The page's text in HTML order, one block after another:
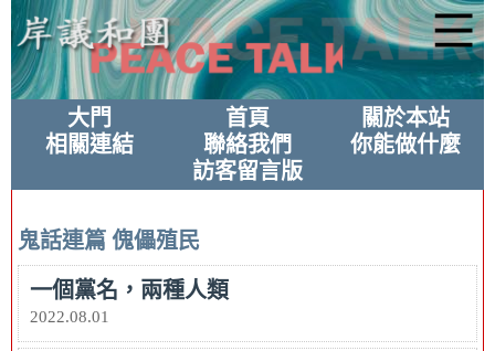
大門 首頁
關於本站
相關連結
聯絡我們
你能做什麼
訪客留言版
鬼話連篇 傀儡殖民
一個黨名，兩種人類
2022.08.01